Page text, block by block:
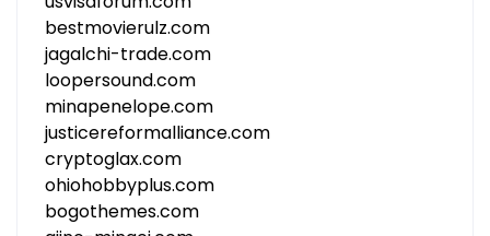
bestmovierulz.com
jagalchi-trade.com
loopersound.com
minapenelope.com
justicereformalliance.com
cryptoglax.com
ohiohobbyplus.com
bogothemes.com